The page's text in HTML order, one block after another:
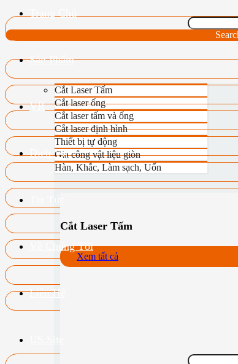
Trang Chủ
Sản Phẩm
Cắt Laser Tấm
Cắt laser ống
Cắt laser tấm và ống
Cắt laser định hình
Thiết bị tự động
Gia công vật liệu giòn
Hàn, Khắc, Làm sạch, Uốn
Cắt Laser Tấm
Xem tất cả
VR
Dịch Vụ
Về Chúng Tôi
Liên Hệ